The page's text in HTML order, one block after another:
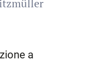
la
a